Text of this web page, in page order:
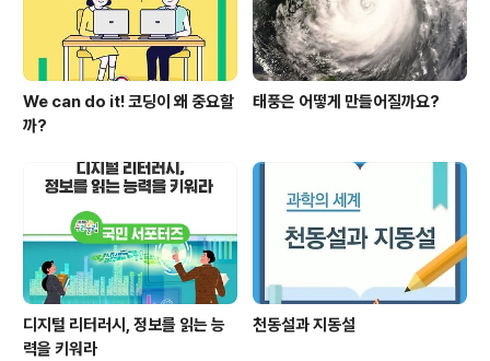
We can do it! 코딩이 왜 중요할
까?
태풍은 어떻게 만들어질까요?
디지털 리터러시, 정보를 읽는 능
력을 키워라
천동설과 지동설